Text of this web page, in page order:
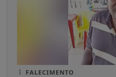
FALECIMENTO